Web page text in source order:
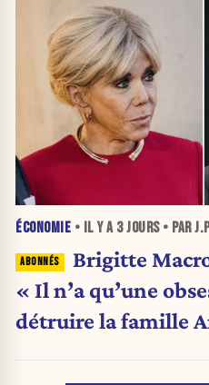
ÉCONOMIE • IL Y A 3 JOURS• PAR
Brigitte
« Il n’a qu’une
détruire la famille